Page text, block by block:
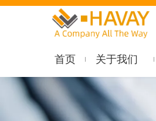
首页 关于我们